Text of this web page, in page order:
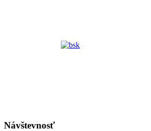
Návštevnosť